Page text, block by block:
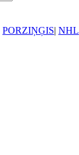
PORZIŅĢIS| NHL